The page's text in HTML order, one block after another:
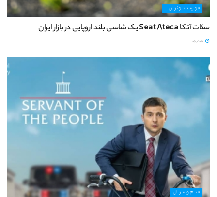
فهرست بهترین...
سئات آتکا Seat Ateca یک شاسی بلند اروپایی در بازار ایران
فیلم و سریال